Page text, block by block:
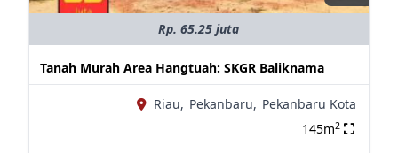
Rp. 65.25 juta
Tanah Murah Area Hangtuah: SKGR Baliknama
Riau, Pekanbaru, Pekanbaru Kota
145m2